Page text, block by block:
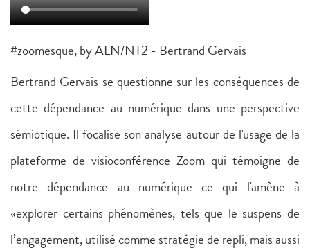
#zoomesque, by ALN/NT2 - Bertrand Gervais
Bertrand Gervais se questionne sur les conséquences de
cette dépendance au numérique dans une perspective
sémiotique. Il focalise son analyse autour de l'usage de la
plateforme de visioconférence Zoom qui témoigne de
notre dépendance au numérique ce qui l'amène à
«explorer certains phénomènes, tels que le suspens de
l’engagement, utilisé comme stratégie de repli, mais aussi